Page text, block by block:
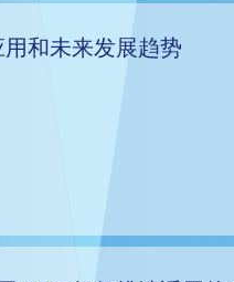
和未来发展趋势